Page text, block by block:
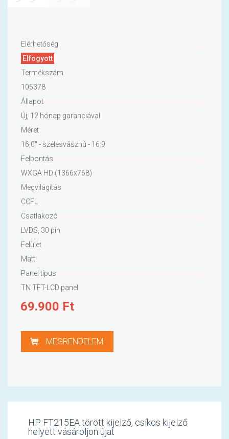
Elérhetőség
Elfogyott
Termékszám
105378
Állapot
Új, 12 hónap garanciával
Méret
16,0" - szélesvásznú - 16:9
Felbontás
WXGA HD (1366x768)
Megvilágítás
CCFL
Csatlakozó
LVDS, 30 pin
Felület
Matt
Panel típus
TN TFT-LCD panel
69.900 Ft
MEGRENDELEM
HP FT215EA törött kijelző, csíkos kijelző
helyett vásároljon újat